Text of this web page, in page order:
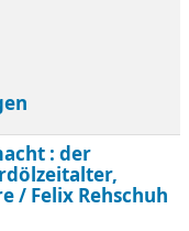
: der
/Felix Rehschuh